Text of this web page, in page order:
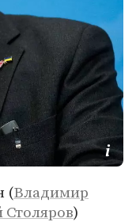
(Владимир
Столяров)